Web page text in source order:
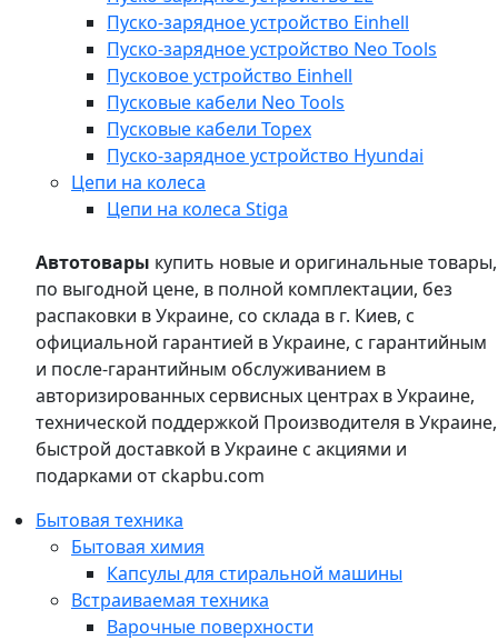
Пуско-зарядное устройство Einhell
Пуско-зарядное устройство Neo Tools
Пусковое устройство Einhell
Пусковые кабели Neo Tools
Пусковые кабели Topex
Пуско-зарядное устройство Hyundai
Цепи на колеса
Цепи на колеса Stiga
Автотовары купить новые и оригинальные товары,
по выгодной цене, в полной комплектации, без
распаковки в Украине, со склада в г. Киев, с
официальной гарантией в Украине, с гарантийным
и после-гарантийным обслуживанием в
авторизированных сервисных центрах в Украине,
технической поддержкой Производителя в Украине,
быстрой доставкой в Украине с акциями и
подарками от ckapbu.com
Бытовая техника
Бытовая химия
Капсулы для стиральной машины
Встраиваемая техника
Варочные поверхности